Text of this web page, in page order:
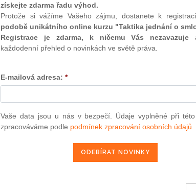
ZÁKON
ze dne 22.
o elektronických komunikacích a o
(zákon o
Parlament se usnesl na tomto zákoně
ČÁST
ELEKTRONICKÉ
získejte zdarma řadu výhod.
Protože si vážíme Vašeho zájmu, dostanete k
podobě unikátního online kurzu "Taktika jednání o
Registrace je zdarma, k ničemu Vás nezavazuje
každodenní přehled o novinkách ve světě práva.
E-mailová adresa: *
Vaše data jsou u nás v bezpečí. Údaje vyplněné při
zpracováváme podle podmínek zpracování osobních údajů